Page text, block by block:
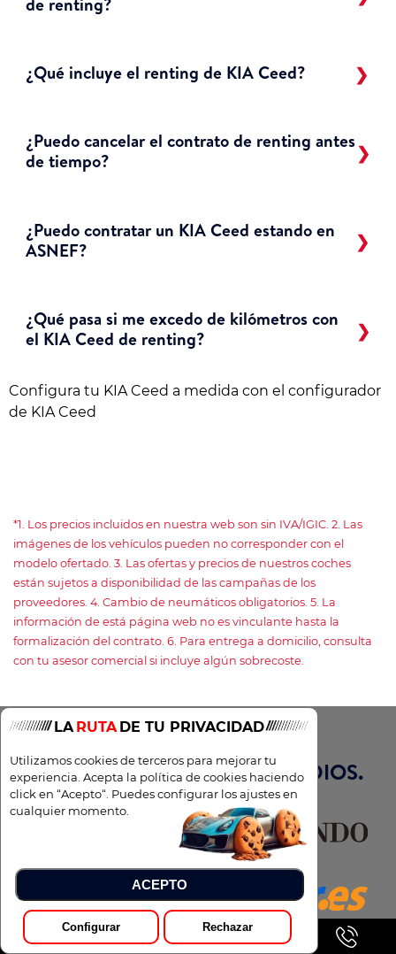
¿Qué incluye el renting de KIA Ceed?
¿Puedo cancelar el contrato de renting antes
de tiempo?
¿Puedo contratar un KIA Ceed estando en
ASNEF?
¿Qué pasa si me excedo de kilómetros con
el KIA Ceed de renting?
Configura tu KIA Ceed a medida con el configurador
de KIA Ceed
*1. Los precios incluidos en nuestra web son sin IVA/IGIC. 2. Las
imágenes de los vehículos pueden no corresponder con el
modelo ofertado. 3. Las ofertas y precios de nuestros coches
están sujetos a disponibilidad de las campañas de los
proveedores. 4. Cambio de neumáticos obligatorios. 5. La
información de está página web no es vinculante hasta la
formalización del contrato. 6. Para entrega a domicilio, consulta
con tu asesor comercial si incluye algún sobrecoste.
TOTAL RENTING EN LOS MEDIOS.
Pedir Presupuesto
LA RUTA DE TU PRIVACIDAD
Utilizamos cookies de terceros para mejorar tu
experiencia. Acepta la política de cookies haciendo
click en “Acepto“. Puedes configurar los ajustes en
cualquier momento.
ACEPTO
Configurar Rechazar